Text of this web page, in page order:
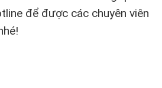
để được các chuyên viên